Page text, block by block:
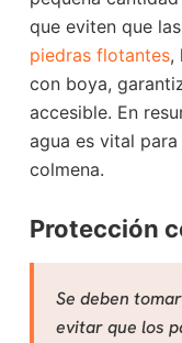
que eviten que
piedras flotantes,
con boya,
accesible. En
agua es vital
colmena.
Protección
Se deben
evitar que los